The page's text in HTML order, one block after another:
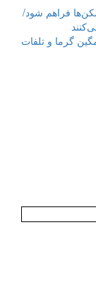
فراهم شود/
گرما و تلفات